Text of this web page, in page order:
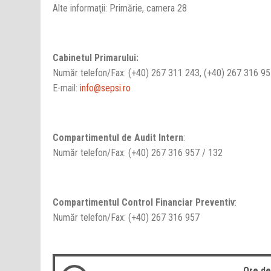
Alte informaţii: Primărie, camera 28
Cabinetul Primarului:
Număr telefon/Fax: (+40) 267 311 243, (+40) 267 316
E-mail:info@sepsi.ro
Compartimentul de Audit Intern:
Număr telefon/Fax: (+40) 267 316 957 / 132
Compartimentul Control Financiar Preventiv:
Număr telefon/Fax: (+40) 267 316 957